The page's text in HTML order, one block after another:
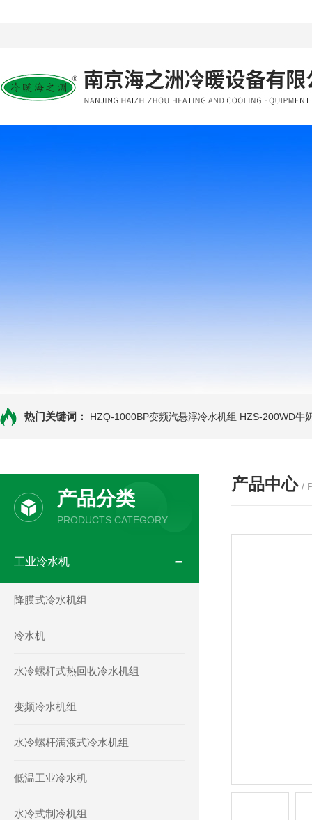
热门关键词： HZQ-1000BP变频汽悬浮冷水机组 HZS-200WD牛
产品分类
PRODUCTS CATEGORY
工业冷水机
降膜式冷水机组
冷水机
水冷螺杆式热回收冷水机组
变频冷水机组
水冷螺杆满液式冷水机组
低温工业冷水机
水冷式制冷机组
产品中心 /